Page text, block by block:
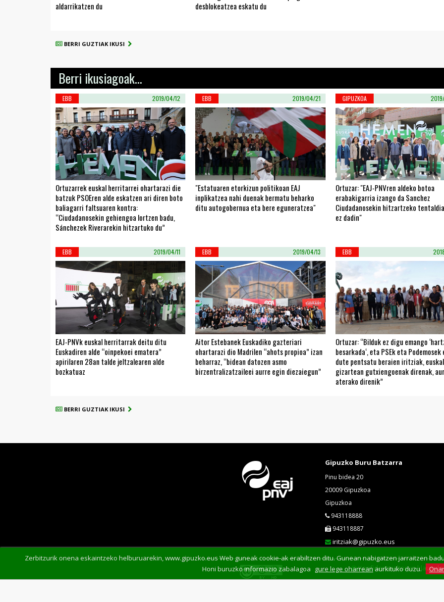
aldarrikatzen du
desblokeatzea eskatu du
BERRI GUZTIAK IKUSI
Berri ikusiagoak...
EBB 2019/04/12
Ortuzarrek euskal herritarrei ohartarazi die
batzuk PSOEren alde eskatzen ari diren boto
baliagarri faltsuaren kontra:
“Ciudadanosekin gehiengoa lortzen badu,
Sánchezek Riverarekin hitzartuko du”
EBB 2019/04/21
"Estatuaren etorkizun politikoan EAJ
inplikatzea nahi duenak bermatu beharko
ditu autogobernua eta bere eguneratzea"
GIPUZKOA
Ortuzar: "EAJ-PNVren aldeko botoa
erabakigarria izango da Sanchez
Ciudadanosekin hitzartzeko
ez dadin"
EBB 2019/04/11
EAJ-PNVk euskal herritarrak deitu ditu
Euskadiren alde “oinpekoei ematera”
apirilaren 28an talde jeltzalearen alde
bozkatuaz
EBB 2019/04/13
Aitor Estebanek Euskadiko gazteriari
ohartarazi dio Madrilen “ahots propioa” izan
beharraz, “bidean datozen asmo
birzentralizatzaileei aurre egin diezaiegun”
EBB
Ortuzar: “Bilduk ez digu emango
besarkada‘, eta PSEk eta Podemosek
dute pentsatu beraien iritziak, euskal
gizartean gutxiengoenak direnak,
aterako direnik”
BERRI GUZTIAK IKUSI
Zerbitzurik onena eskaintzeko helburuarekin, www.gipuzko.eus Web guneak cookie-ak erabiltzen ditu. Gunean nabigatzen jarraitzen
Honi buruzko informazio zabalagoa gure lege oharrean aurkituko duzu.
Gipuzko Buru Batzarra
Pinu bidea 20
20009 Gipuzkoa
Gipuzkoa
943118888
943118887
iritziak@gipuzko.eus
Konfidentzialtasun klausula